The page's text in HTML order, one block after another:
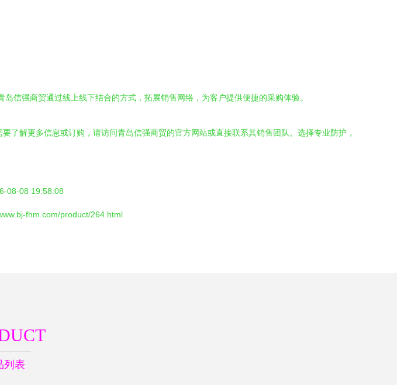
信强商贸通过线上线下结合的方式，拓展销售网络，为客户提供便捷的采购体验。
解更多信息或订购，请访问青岛信强商贸的官方网站或直接联系其销售团队。选择专业防护，
08-08 19:58:08
fhm.com/product/264.html
列表